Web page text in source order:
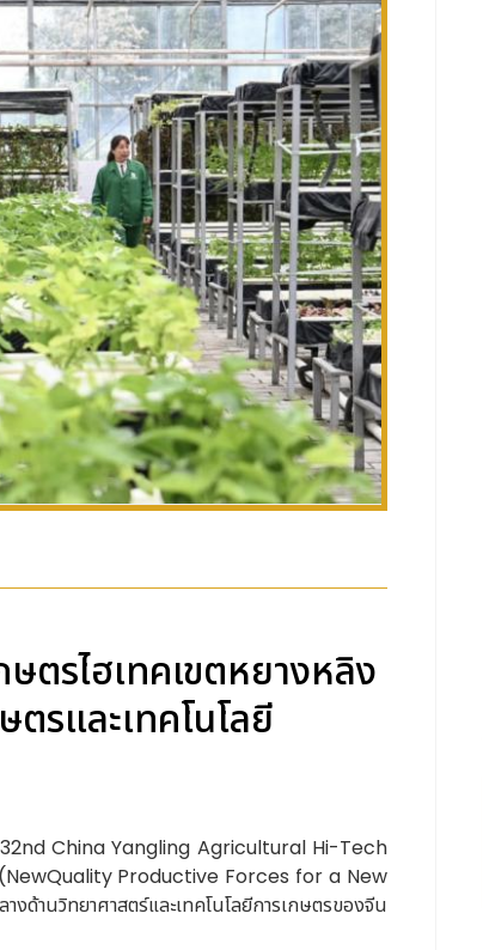
ตรไฮเทคเขตหยางหลิง
รและเทคโนโลยี
32nd China Yangling Agricultural Hi-Tech
(NewQuality Productive Forces for a New
นวิทยาศาสตร์และเทคโนโลยีการเกษตรของจีน